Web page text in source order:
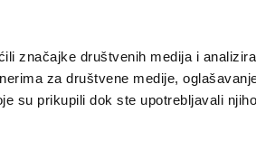
značajke društvenih medija i
za društvene medije,
su prikupili dok ste upotrebljavali